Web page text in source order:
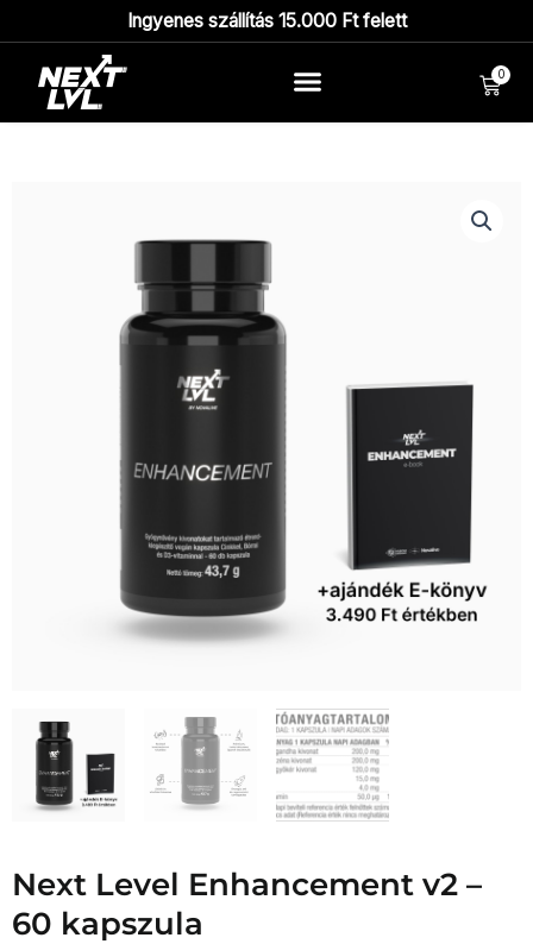
Ingyenes szállítás 15.000 Ft felett
0
Next Level Enhancement v2 –
60 kapszula